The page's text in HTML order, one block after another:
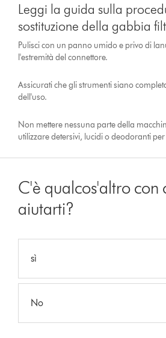
Leggi la guida sulla
sostituzione della gabbia
Pulisci con un panno umido e privo di
l'estremità del connettore.
Assicurati che gli strumenti siano
dell'uso.
Non mettere nessuna parte della
utilizzare detersivi, lucidi o deodoranti
C'è qualcos'altro con
aiutarti?
sì
No